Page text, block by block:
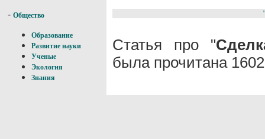
- Общество
Образование
Развитие науки
Ученые
Экология
Знания
Статья про "
была прочитана